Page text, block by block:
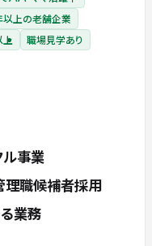
上の老舗企業
上
職場見学あり
ル事業
職候補者採用
業務